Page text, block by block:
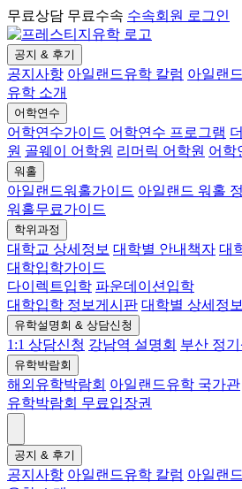
무료상담 무료수속 수속회원 로그인
공지 & 후기
공지사항 아일랜드유학 칼럼 아일랜
유학 소개
어학연수
어학연수가이드 어학연수 프로그램
원 골웨이 어학원 리머릭 어학원 어학
워홀
아일랜드워홀가이드 아일랜드 워홀
워홀무료가이드
학위과정
대학교 상세정보 대학별 안내책자 대
대학입학가이드
다이렉트입학 파운데이션입학
대학입학 정보게시판 대학별 상세정보
유학설명회 & 상담신청
1:1 상담신청 강남역 설명회 부산 정
유학박람회
해외유학박람회 아일랜드유학 국가관
유학박람회 무료입장권
공지 & 후기
공지사항 아일랜드유학 칼럼 아일랜